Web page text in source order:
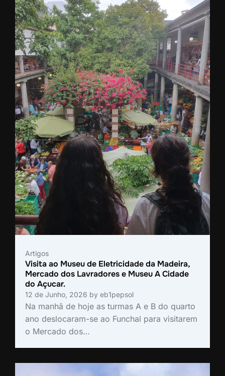
Artigos
Visita ao Museu de Eletricidade da Madeira,
Mercado dos Lavradores e Museu A Cidade
do Açucar.
12 de Junho, 2026 by eb1pepsol
Na manhã de hoje as turmas A e B do quarto
ano deslocaram-se ao Funchal para visitarem
o Mercado dos…